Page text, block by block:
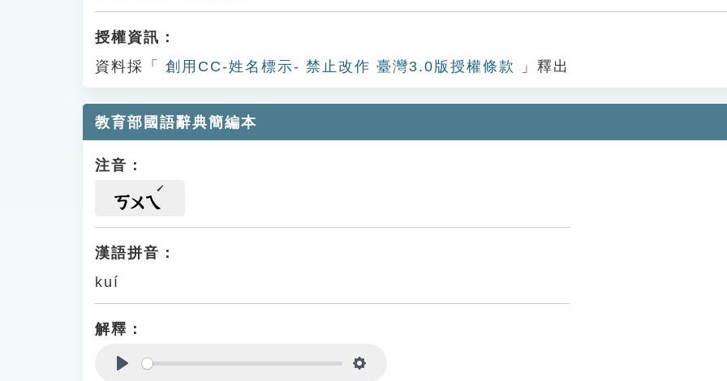
授權資訊：
資料採「
創用CC-姓名標示- 禁止改作 臺灣3.0版授權條款 」釋出
教育部國語辭典簡編本
注音：
ㄎㄨㄟ
漢語拼音：
kuí
解釋：